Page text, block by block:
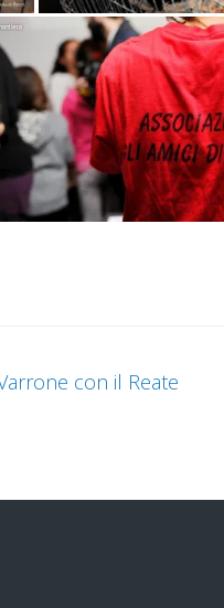
con il Reate